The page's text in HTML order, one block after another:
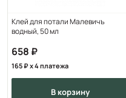
Клей для потали Малевичъ
водный, 50 мл
658
165 x 4 платежа
в корзину